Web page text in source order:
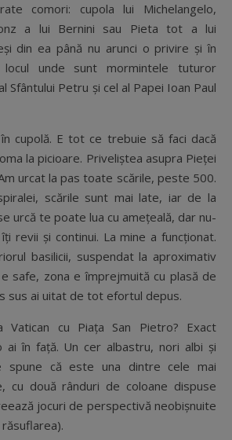
comori: cupola lui Michelangelo,
a lui Bernini sau Pieta tot a lui
din ea până nu arunci o privire și în
locul unde sunt mormintele tuturor
Sfântului Petru și cel al Papei Ioan Paul
cupolă. E tot ce trebuie să faci dacă
la picioare. Priveliștea asupra Pieței
urcat la pas toate scările, peste 500.
scările sunt mai late, iar de la
urcă te poate lua cu amețeală, dar nu-
revii și continui. La mine a funcționat.
basilicii, suspendat la aproximativ
safe, zona e împrejmuită cu plasă de
sus ai uitat de tot efortul depus.
cu Piața San Pietro? Exact
ai în față. Un cer albastru, nori albi și
spune că este una dintre cele mai
cu două rânduri de coloane dispuse
jocuri de perspectivă neobișnuite